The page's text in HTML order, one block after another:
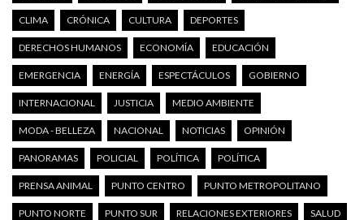
CLIMA CRÓNICA CULTURA DEPORTES
DERECHOS HUMANOS ECONOMÍA EDUCACIÓN
EMERGENCIA ENERGÍA ESPECTÁCULOS GOBIERNO
INTERNACIONAL JUSTICIA MEDIO AMBIENTE
MODA - BELLEZA NACIONAL NOTICIAS OPINIÓN
PANORAMAS POLICIAL POLÍTICA POLÍTICA
PRENSA ANIMAL PUNTO CENTRO PUNTO METROPOLITANO
PUNTO NORTE PUNTO SUR RELACIONES EXTERIORES SALUD